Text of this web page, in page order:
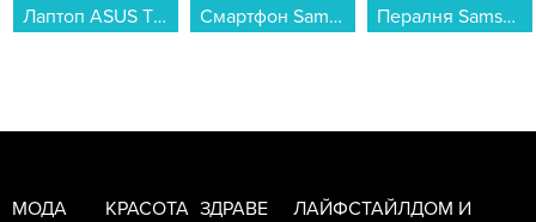
Лаптоп ASUS TUF GAMING A16 FA608UH-RV013 , 1000GB SSD , 16 , 16.00 , AMD Ryzen 7 260 OCTA CORE , NVIDIA GeForce RTX 5050 8GB GDDR7 , Без OS... Смартфон Samsung GALAXY A27 5G 128/6 LIGHT PINK SM-A276BLIB , 128 GB, 6 GB... Пералня Samsung WW80FG5L32ABLE , 1200 об./мин., 8.00 kg, A , Черен...
МОДА КРАСОТА ЗДРАВЕ ЛАЙФСТАЙЛДОМ И